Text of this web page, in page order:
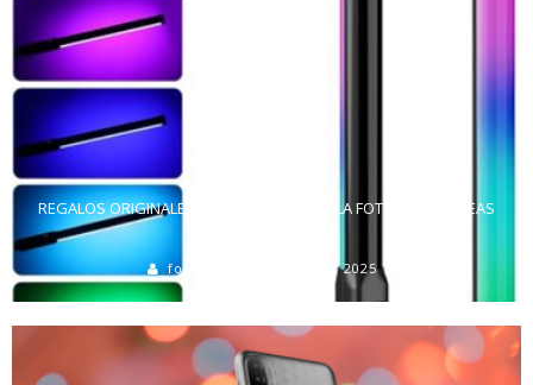
REGALOS ORIGINALES PARA AMANTES DE LA FOTOGRAFÍA: IDEAS
fotofestín 18 junio, 2025